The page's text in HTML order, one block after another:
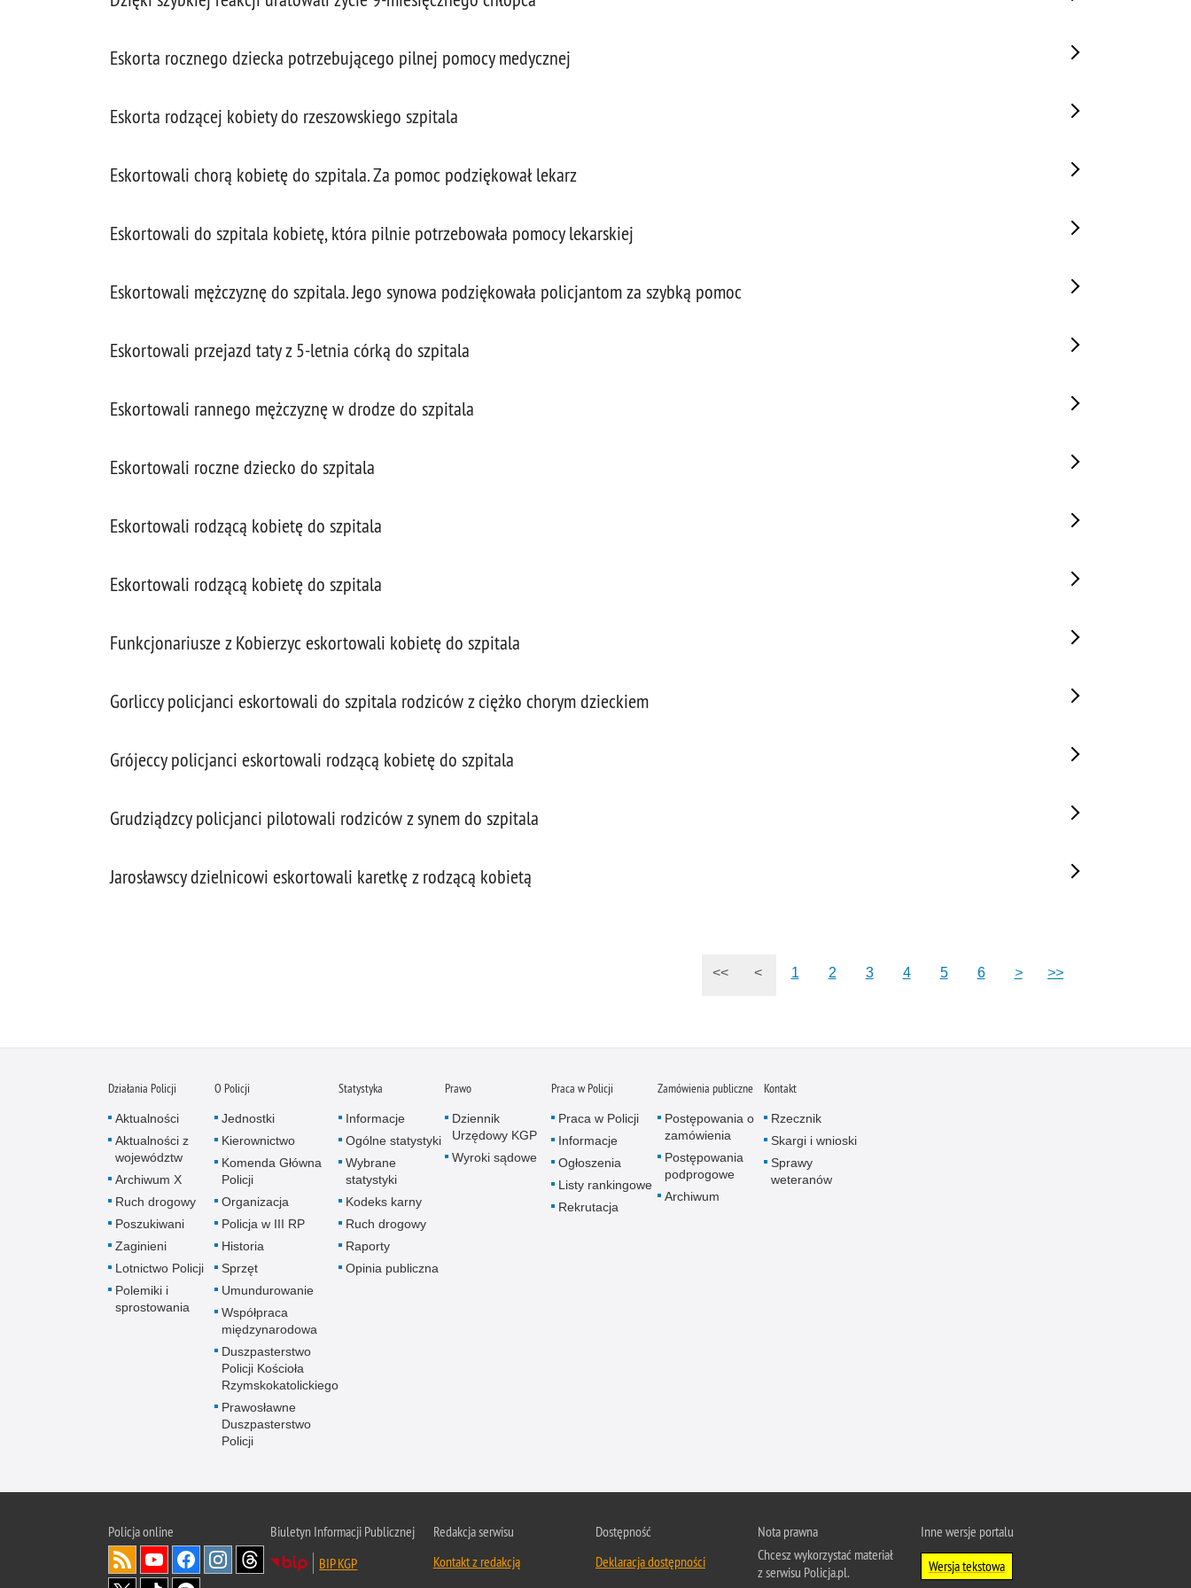
Eskorta rocznego dziecka potrzebującego pilnej pomocy medycznej
Eskorta rodzącej kobiety do rzeszowskiego szpitala
Eskortowali chorą kobietę do szpitala. Za pomoc podziękował lekarz
Eskortowali do szpitala kobietę, która pilnie potrzebowała pomocy lekarskiej
Eskortowali mężczyznę do szpitala. Jego synowa podziękowała policjantom za szybką pomoc
Eskortowali przejazd taty z 5-letnia córką do szpitala
Eskortowali rannego mężczyznę w drodze do szpitala
Eskortowali roczne dziecko do szpitala
Eskortowali rodzącą kobietę do szpitala
Eskortowali rodzącą kobietę do szpitala
Funkcjonariusze z Kobierzyc eskortowali kobietę do szpitala
Gorliccy policjanci eskortowali do szpitala rodziców z ciężko chorym dzieckiem
Grójeccy policjanci eskortowali rodzącą kobietę do szpitala
Grudziądzcy policjanci pilotowali rodziców z synem do szpitala
Jarosławscy dzielnicowi eskortowali karetkę z rodzącą kobietą
<< < 1 2 3 4 5 6 > >>
Działania Policji
Aktualności
Aktualności z
województw
Archiwum X
Ruch drogowy
Poszukiwani
Zaginieni
Lotnictwo Policji
Polemiki i
sprostowania
O Policji
Jednostki
Kierownictwo
Komenda Główna
Policji
Organizacja
Policja w III RP
Historia
Sprzęt
Umundurowanie
Współpraca
międzynarodowa
Duszpasterstwo
Policji Kościoła
Rzymskokatolickiego
Prawosławne
Duszpasterstwo
Policji
Statystyka
Informacje
Ogólne statystyki
Wybrane
statystyki
Kodeks karny
Ruch drogowy
Raporty
Opinia publiczna
Prawo
Dziennik
Urzędowy KGP
Wyroki sądowe
Praca w Policji
Praca w Policji
Informacje
Ogłoszenia
Listy rankingowe
Rekrutacja
Zamówienia publiczne
Postępowania o
zamówienia
Postępowania
podprogowe
Archiwum
Kontakt
Rzecznik
Skargi i wnioski
Sprawy
weteranów
Policjaonline
Biuletyn Informacji Publicznej
BIP KGP
Redakcja serwisu
Kontakt z redakcją
Dostępność
Deklaracja dostępności
Nota prawna
Chcesz wykorzystać materiał
z serwisu Policja.pl.
Inne wersje portalu
Wersja tekstowa